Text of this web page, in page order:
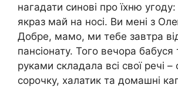
нагадати синові про їхню
якраз май на носі. Ви мені з
Добре, мамо, ми тебе завтра
пансіонату. Того вечора
руками складала всі свої речі –
сорочку, халатик та домашні